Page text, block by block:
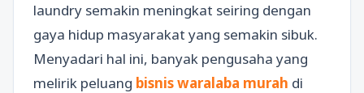
laundry semakin meningkat seiring dengan
gaya hidup masyarakat yang semakin sibuk.
Menyadari hal ini, banyak pengusaha yang
melirik peluang bisnis waralaba murah di